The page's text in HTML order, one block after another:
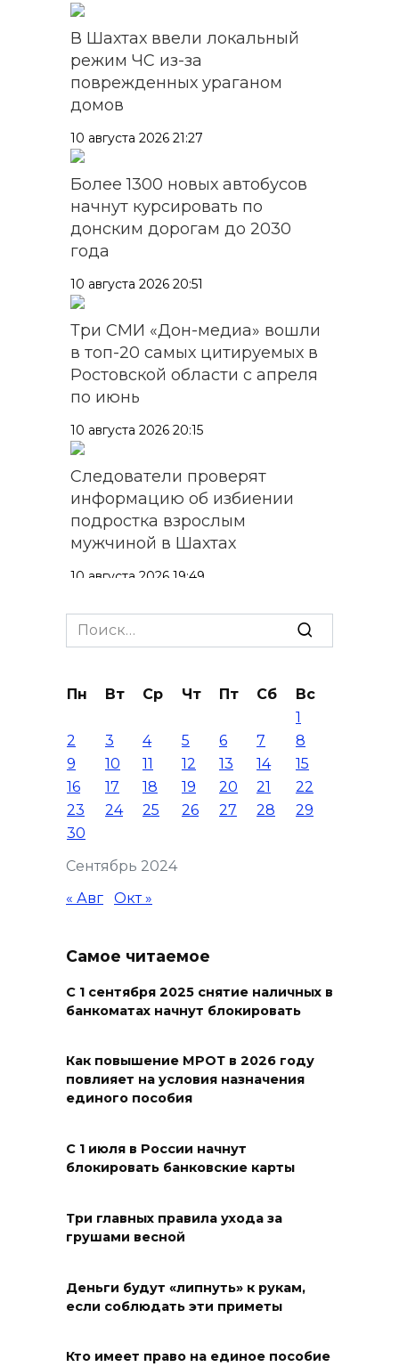
В Шахтах ввели локальный
режим ЧС из-за
поврежденных ураганом
домов
10 августа 2026 21:27
Более 1300 новых автобусов
начнут курсировать по
донским дорогам до 2030
года
10 августа 2026 20:51
Три СМИ «Дон-медиа» вошли
в топ-20 самых цитируемых в
Ростовской области с апреля
по июнь
10 августа 2026 20:15
Следователи проверят
информацию об избиении
подростка взрослым
мужчиной в Шахтах
10 августа 2026 19:49
Усть-Донецкий и
Константиновск получат по
благоустройство
общественных пространств
10 августа 2026 19:03
Путин: Поездки на
общественном транспорте
должны быть доступными по
цене
10 августа 2026 18:34
физкультурника
10 августа 2026 18:32
10 августа 2026 18:28
10 августа 2026 18:26
пожароопасность в регионе
Search
for:
Сентябрь 2024
Пн Вт Ср Чт Пт Сб
Вс
1
2
3 4 5 6 7
8
9
10 11 12 13 14
15
16
17 18 19 20 21
22
23
24 25 26 27 28
29
30
« Авг Окт »
Самое читаемое
С 1 сентября 2025 снятие наличных в
банкоматах начнут блокировать
Как повышение МРОТ в 2026 году
повлияет на условия назначения
единого пособия
С 1 июля в России начнут
блокировать банковские карты
Три главных правила ухода за
грушами весной
Деньги будут «липнуть» к рукам,
если соблюдать эти приметы
Кто имеет право на единое пособие